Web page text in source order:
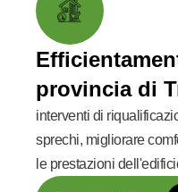
provincia di
interventi di
sprechi, migliorare
le prestazioni